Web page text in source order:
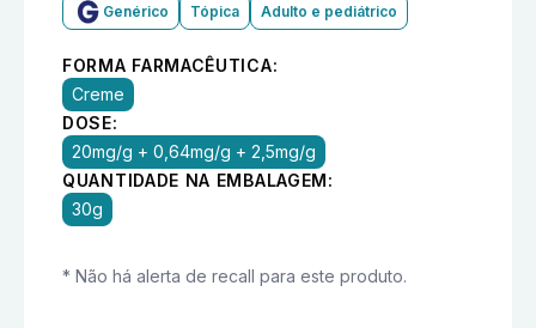
Genérico Tópica Adulto e pediátrico
FORMA FARMACÊUTICA:
Creme
DOSE:
20mg/g + 0,64mg/g + 2,5mg/g
QUANTIDADE NA EMBALAGEM:
30g
* Não há alerta de recall para este produto.